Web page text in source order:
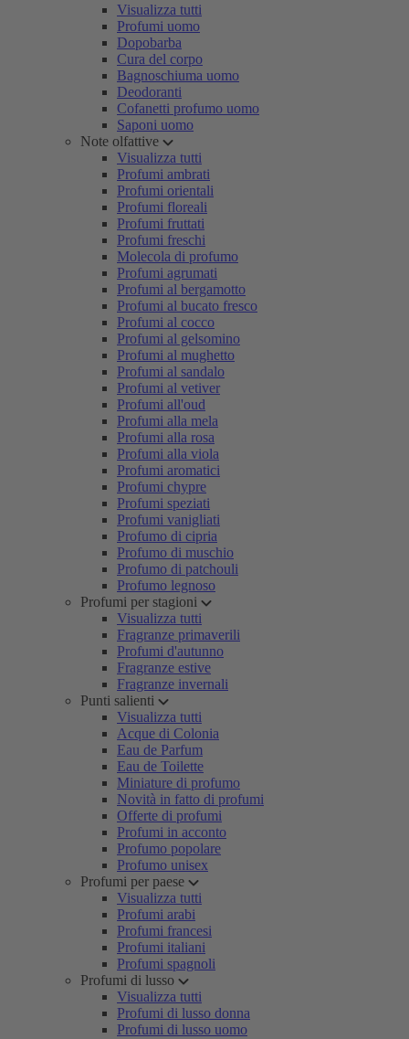
Visualizza tutti
Profumi uomo
Dopobarba
Cura del corpo
Bagnoschiuma uomo
Deodoranti
Cofanetti profumo uomo
Saponi uomo
Note olfattive
Visualizza tutti
Profumi ambrati
Profumi orientali
Profumi floreali
Profumi fruttati
Profumi freschi
Molecola di profumo
Profumi agrumati
Profumi al bergamotto
Profumi al bucato fresco
Profumi al cocco
Profumi al gelsomino
Profumi al mughetto
Profumi al sandalo
Profumi al vetiver
Profumi all'oud
Profumi alla mela
Profumi alla rosa
Profumi alla viola
Profumi aromatici
Profumi chypre
Profumi speziati
Profumi vanigliati
Profumo di cipria
Profumo di muschio
Profumo di patchouli
Profumo legnoso
Profumi per stagioni
Visualizza tutti
Fragranze primaverili
Profumi d'autunno
Fragranze estive
Fragranze invernali
Punti salienti
Visualizza tutti
Acque di Colonia
Eau de Parfum
Eau de Toilette
Miniature di profumo
Novità in fatto di profumi
Offerte di profumi
Profumi in acconto
Profumo popolare
Profumo unisex
Profumi per paese
Visualizza tutti
Profumi arabi
Profumi francesi
Profumi italiani
Profumi spagnoli
Profumi di lusso
Visualizza tutti
Profumi di lusso donna
Profumi di lusso uomo